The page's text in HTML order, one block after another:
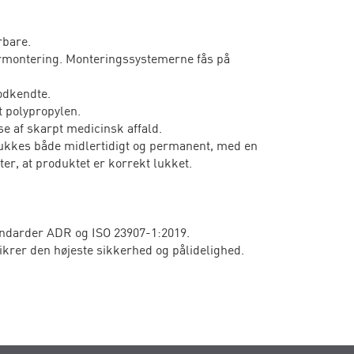
Monteringssystemerne fås på
polypropylen.
af skarpt medicinsk affald.
både midlertidigt og permanent, med en
at produktet er korrekt lukket.
ADR og ISO 23907-1:2019.
den højeste sikkerhed og pålidelighed.